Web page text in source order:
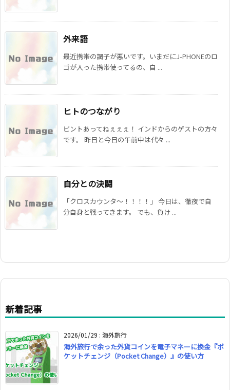
外来語
最近携帯の調子が悪いです。いまだにJ-PHONEのロ
ゴが入った携帯使ってるの、自 ...
ヒトのつながり
ピントあってねぇぇぇ！ インドからのゲストの方々
です。 昨日と今日の午前中は代々 ...
自分との決闘
「クロスカウンタ〜！！！！」 今日は、徹夜で自
分自身と戦ってきます。 でも、負け ...
新着記事
2026/01/29 : 海外旅行
海外旅行で余った外貨コインを電子マネーに換金『ポ
ケットチェンジ（Pocket Change）』の使い方